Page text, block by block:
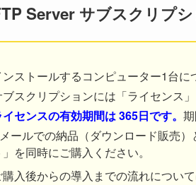
Server サブスクリプ
ンストールするコンピューター1台に
スクリプションには「ライセンス
イセンスの有効期間は365日です。
ールでの納品（ダウンロード販売
」を同時にご購入ください。
購入後からの導入までの流れについ